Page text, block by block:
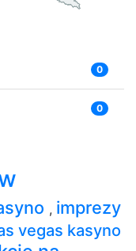
0
0
, imprezy
vegas kasyno